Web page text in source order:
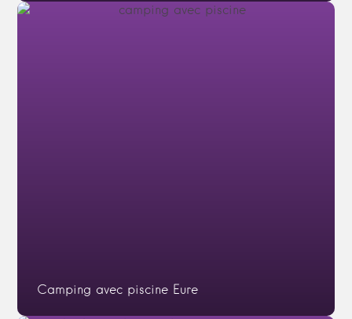
Camping avec piscine Eure